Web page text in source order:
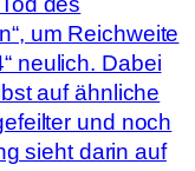
um Reichweite
neulich. Dabei
auf ähnliche
und noch
sieht darin auf